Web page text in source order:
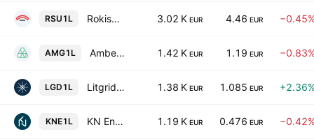
RSU1L Rokiskio suris AB 3.02 K EUR 4.46 EUR
AMG1L Amber Grid AB 1.42 K EUR 1.19 EUR
LGD1L Litgrid AB 1.38 K EUR 1.085 EUR
KNE1L KN Energies AB 1.19 K EUR 0.476 EUR